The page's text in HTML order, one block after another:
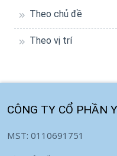
Theo chủ đề
Theo vị trí
CÔNG TY CỔ PHẦN
MST: 0110691751